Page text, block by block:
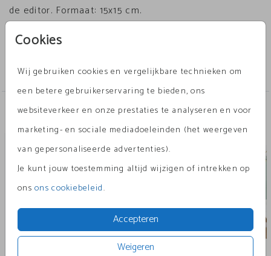
Cookies
Wij gebruiken cookies en vergelijkbare technieken om
een betere gebruikerservaring te bieden, ons
websiteverkeer en onze prestaties te analyseren en voor
marketing- en sociale mediadoeleinden (het weergeven
van gepersonaliseerde advertenties).
Je kunt jouw toestemming altijd wijzigen of intrekken op
onsons cookiebeleid.
Accepteren
Weigeren
de editor. Formaat: 15x15 cm.
Collectie
tegeltje
Andere leuke ontwerpen